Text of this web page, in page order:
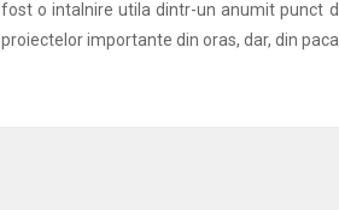
fost o intalnire utila dintr-un anumit punct
proiectelor importante din oras, dar, din